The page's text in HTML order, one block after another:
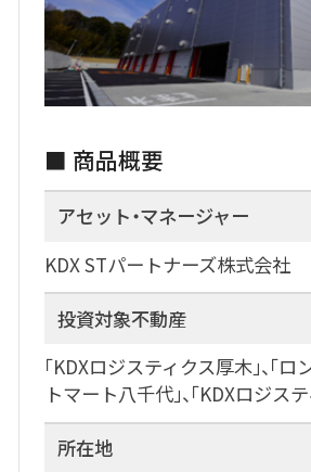
■ 商品概要
アセット・マネージャー
KDX STパートナーズ株式会社
投資対象不動産
「KDXロジスティクス厚木」、「
トマート八千代」、「KDXロジス
所在地